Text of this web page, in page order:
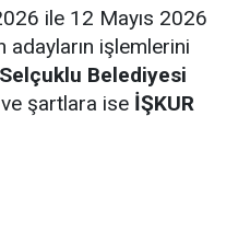
ile 12 Mayıs 2026
işlemlerini
Selçuklu Belediyesi
şartlara ise İŞKUR